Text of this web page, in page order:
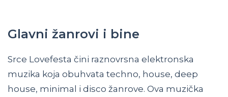
Glavni žanrovi i bine
Srce Lovefesta čini raznovrsna elektronska
muzika koja obuhvata techno, house, deep
house, minimal i disco žanrove. Ova muzička